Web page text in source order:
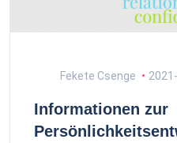
Fekete Csenge
Informationen zur